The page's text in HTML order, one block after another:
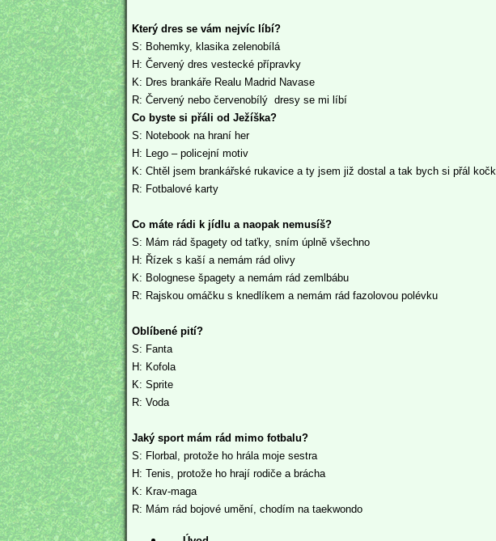
Který dres se vám nejvíc líbí?
S: Bohemky, klasika zelenobílá
H: Červený dres vestecké přípravky
K: Dres brankáře Realu Madrid Navase
R: Červený nebo červenobílý dresy se mi líbí
Co byste si přáli od Ježíška?
S: Notebook na hraní her
H: Lego – policejní motiv
K: Chtěl jsem brankářské rukavice a ty jsem již dostal a tak bych si přál
R: Fotbalové karty
Co máte rádi k jídlu a naopak nemusíš?
S: Mám rád špagety od taťky, sním úplně všechno
H: Řízek s kaší a nemám rád olivy
K: Bolognese špagety a nemám rád zemlbábu
R: Rajskou omáčku s knedlíkem a nemám rád fazolovou polévku
Oblíbené pití?
S: Fanta
H: Kofola
K: Sprite
R: Voda
Jaký sport mám rád mimo fotbalu?
S: Florbal, protože ho hrála moje sestra
H: Tenis, protože ho hrají rodiče a brácha
K: Krav-maga
R: Mám rád bojové umění, chodím na taekwondo